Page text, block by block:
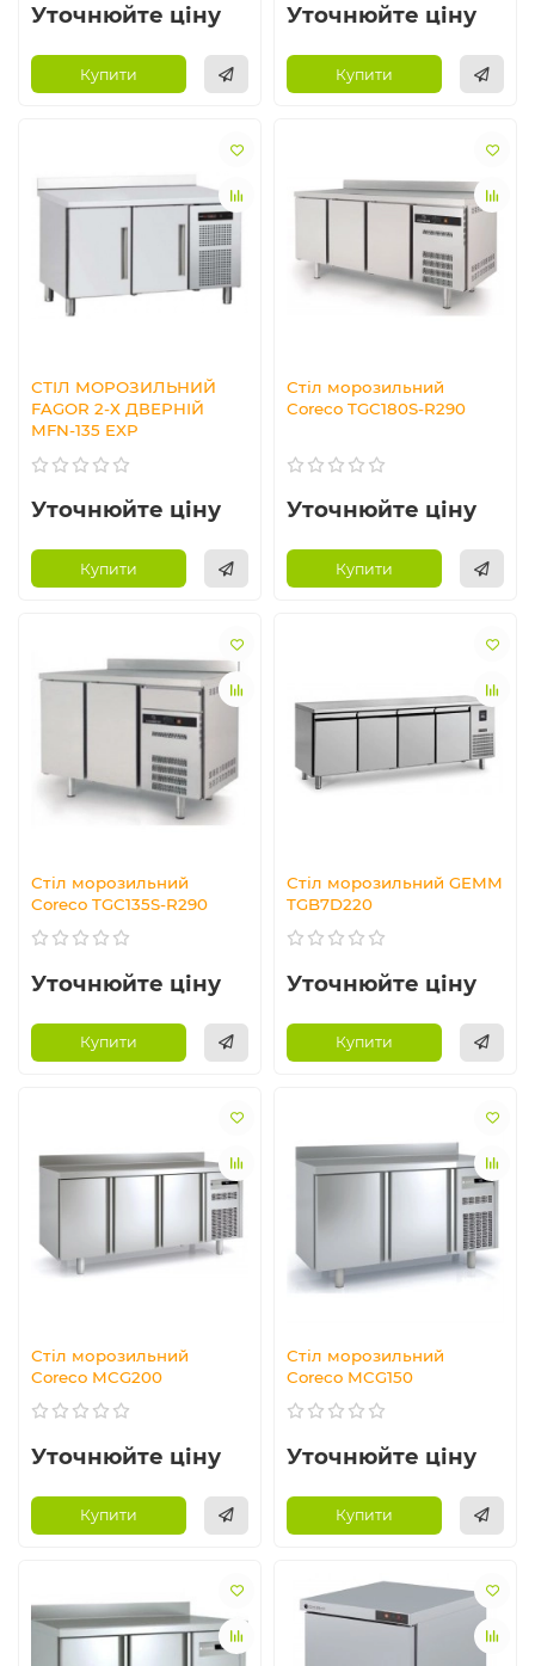
Уточнюйте ціну
Купити
Уточнюйте ціну
Купити
СТІЛ МОРОЗИЛЬНИЙ
FAGOR 2-Х ДВЕРНІЙ
MFN-135 EXP
Уточнюйте ціну
Купити
Стіл морозильний
Coreco TGC180S-R290
Уточнюйте ціну
Купити
Стіл морозильний
Coreco TGC135S-R290
Уточнюйте ціну
Купити
Стіл морозильний GEMM
TGB7D220
Уточнюйте ціну
Купити
Стіл морозильний
Coreco MCG200
Уточнюйте ціну
Купити
Стіл морозильний
Coreco MCG150
Уточнюйте ціну
Купити